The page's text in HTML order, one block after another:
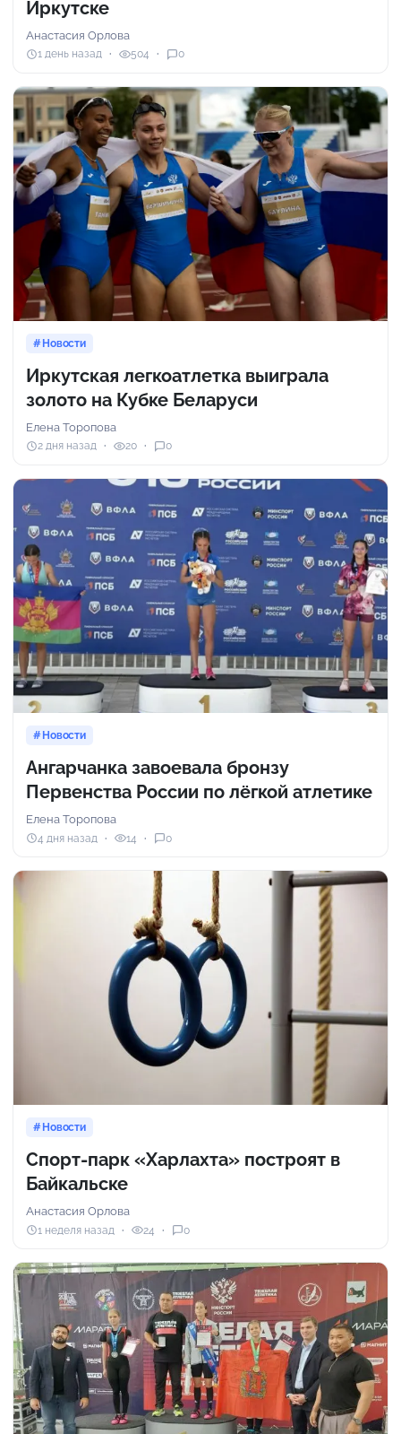
Иркутске
Анастасия Орлова
1 день назад 504 0
Новости
Иркутская легкоатлетка выиграла
золото на Кубке Беларуси
Елена Торопова
2 дня назад 20 0
Новости
Ангарчанка завоевала бронзу
Первенства России по лёгкой атлетике
Елена Торопова
4 дня назад 14 0
Новости
Спорт-парк «Харлахта» построят в
Байкальске
Анастасия Орлова
1 неделя назад 24 0